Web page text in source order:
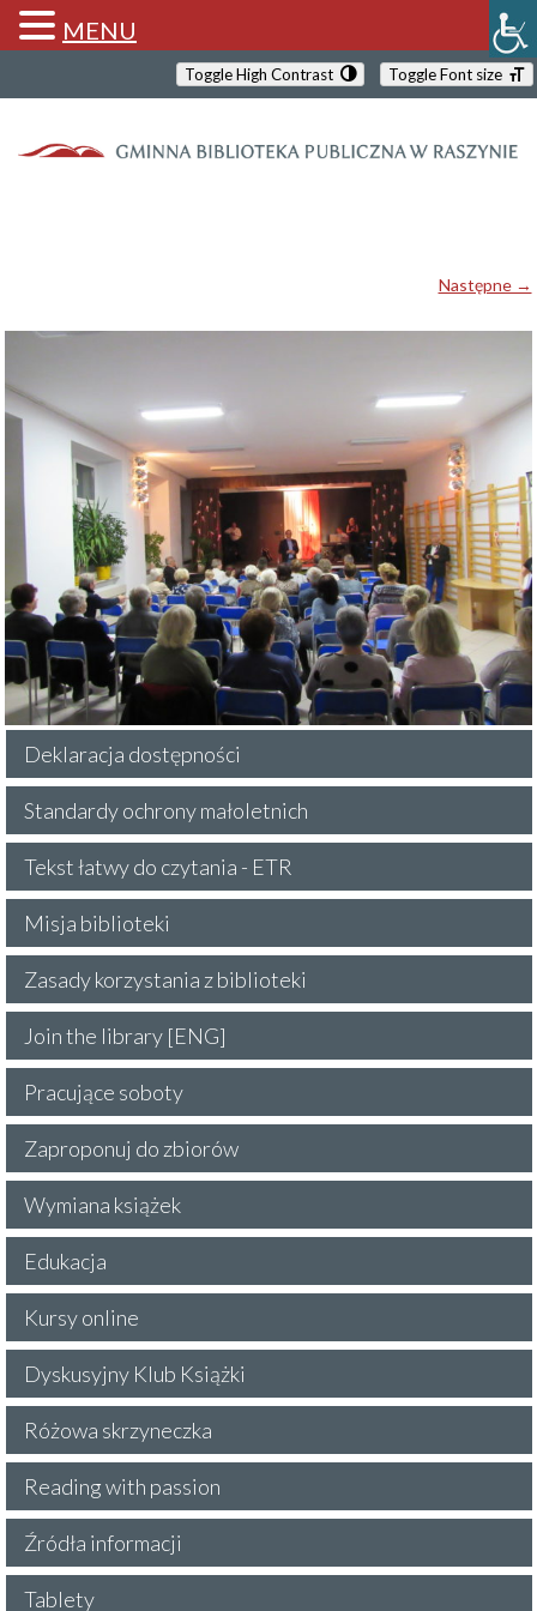
Toggle High Contrast Toggle Font size
Następne →
Deklaracja dostępności
Standardy ochrony małoletnich
Tekst łatwy do czytania - ETR
Misja biblioteki
Zasady korzystania z biblioteki
Join the library [ENG]
Pracujące soboty
Zaproponuj do zbiorów
Wymiana książek
Edukacja
Kursy online
Dyskusyjny Klub Książki
Różowa skrzyneczka
Reading with passion
Źródła informacji
Tablety
MENU